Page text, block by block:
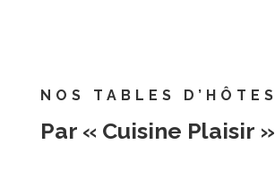
NOS TABLES D’HÔTES
Par « Cuisine Plaisir »